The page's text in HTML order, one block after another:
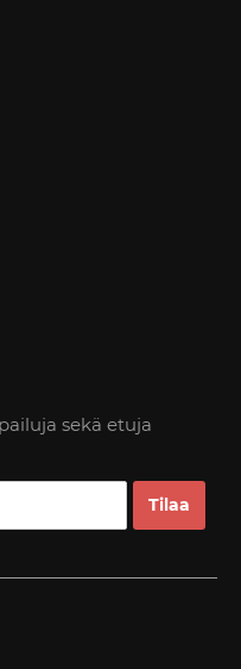
sekä etuja